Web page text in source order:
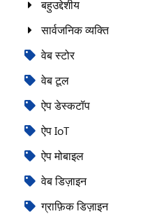
बहुउद्देशीय
सार्वजनिक व्यक्ति
वेब स्टोर
वेब टूल
ऐप डेस्कटॉप
ऐप IoT
ऐप मोबाइल
वेब डिज़ाइन
ग्राफ़िक डिज़ाइन